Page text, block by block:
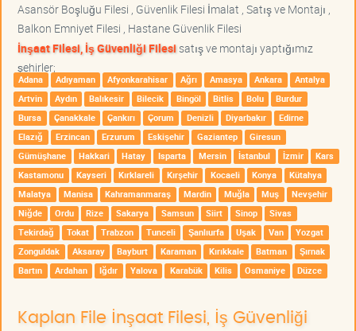
Asansör Boşluğu Filesi , Güvenlik Filesi İmalat , Satış ve Montajı ,
Balkon Emniyet Filesi , Hastane Güvenlik Filesi
İnşaat Filesi, İş Güvenliği Filesisatış ve montajı yaptığımız
şehirler;
Adana Adıyaman Afyonkarahisar Ağrı Amasya Ankara
Antalya
Artvin
Aydın Balıkesir Bilecik Bingöl Bitlis Bolu
Burdur
Bursa
Çanakkale Çankırı Çorum Denizli Diyarbakır
Edirne
Elazığ
Erzincan Erzurum Eskişehir Gaziantep
Giresun
Gümüşhane
Hakkari Hatay Isparta Mersin İstanbul İzmir
Kars
Kastamonu
Kayseri Kırklareli Kırşehir Kocaeli Konya
Kütahya
Malatya
Manisa Kahramanmaraş Mardin Muğla Muş
Nevşehir
Niğde
Ordu Rize Sakarya Samsun Siirt Sinop
Sivas
Tekirdağ
Tokat Trabzon Tunceli Şanlıurfa Uşak Van
Yozgat
Zonguldak
Aksaray Bayburt Karaman Kırıkkale Batman
Şırnak
Bartın
Ardahan Iğdır Yalova Karabük Kilis Osmaniye Düzce
Kaplan File İnşaat Filesi, İş Güvenliği